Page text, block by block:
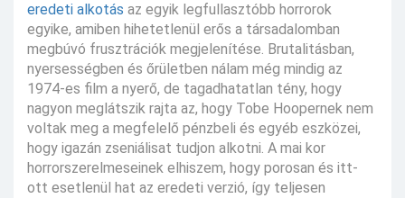
eredeti alkotás az egyik legfullasztóbb horrorok
egyike, amiben hihetetlenül erős a társadalomban
megbúvó frusztrációk megjelenítése. Brutalitásban,
nyersességben és őrületben nálam még mindig az
1974-es film a nyerő, de tagadhatatlan tény, hogy
nagyon meglátszik rajta az, hogy Tobe Hoopernek nem
voltak meg a megfelelő pénzbeli és egyéb eszközei,
hogy igazán zseniálisat tudjon alkotni. A mai kor
horrorszerelmeseinek elhiszem, hogy porosan és itt-
ott esetlenül hat az eredeti verzió, így teljesen